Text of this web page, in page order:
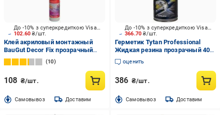
102.60₴/шт.
До -10% з суперкредиткою Visa Вигода
Клей акриловый монтажный
BauGut Decor Fix прозрачный
310 мл
10
108 ₴/шт.
Cамовывоз Доставим
366.70₴/шт.
До -10% з суперкредиткою Visa Вигода
Герметик Tytan Professional
Жидкая резина прозрачный 400
мл
оценить
386 ₴/шт.
Cамовывоз Доставим